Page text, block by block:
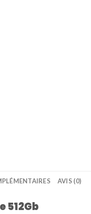
AVIS (0)
512Gb